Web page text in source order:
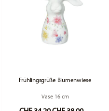
Frühlingsgrüße Blumenwiese
Vase 16 cm
Price reduced
to